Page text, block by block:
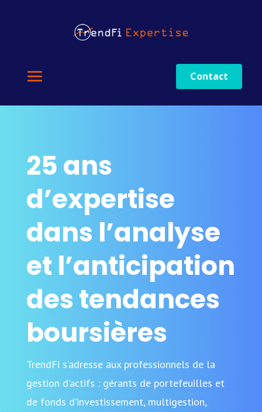
Contact
25 ans
d’expertise
dans l’analyse
et l’anticipation
des tendances
boursières
TrendFi s’adresse aux professionnels de la
gestion d’actifs : gérants de portefeuilles et
de fonds d’investissement, multigestion,